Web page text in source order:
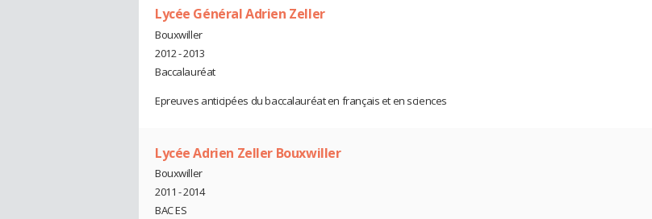
Lycée Général Adrien Zeller
Bouxwiller
2012 - 2013
Baccalauréat
Epreuves anticipées du baccalauréat en français et en sciences
Lycée Adrien Zeller Bouxwiller
Bouxwiller
2011 - 2014
BAC ES